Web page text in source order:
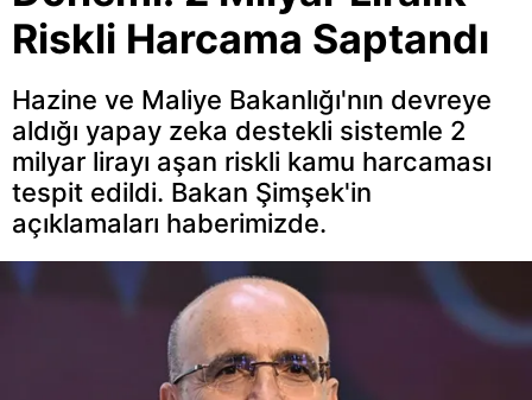
Riskli Harcama Saptandı
Hazine ve Maliye Bakanlığı'nın devreye
aldığı yapay zeka destekli sistemle 2
milyar lirayı aşan riskli kamu harcaması
tespit edildi. Bakan Şimşek'in
açıklamaları haberimizde.